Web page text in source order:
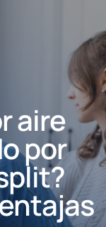
aire
por